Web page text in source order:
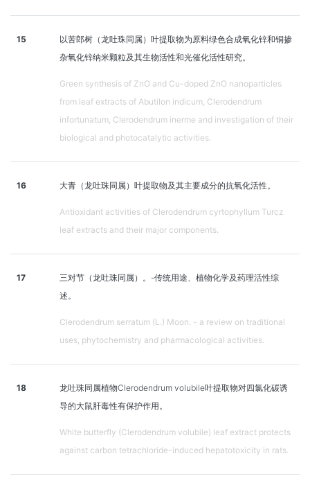
15
以苦郎树（龙吐珠同属）叶提取物为原料绿色合成氧化锌和铜掺
杂氧化锌纳米颗粒及其生物活性和光催化活性研究。
Green synthesis of ZnO and Cu-doped ZnO nanoparticles
from leaf extracts of Abutilon indicum, Clerodendrum
infortunatum, Clerodendrum inerme and investigation of their
biological and photocatalytic activities.
16 大青（龙吐珠同属）叶提取物及其主要成分的抗氧化活性。
Antioxidant activities of Clerodendrum cyrtophyllum Turcz
leaf extracts and their major components.
17
三对节（龙吐珠同属）。-传统用途、植物化学及药理活性综
述。
Clerodendrum serratum (L.) Moon. - a review on traditional
uses, phytochemistry and pharmacological activities.
18
龙吐珠同属植物Clerodendrum volubile叶提取物对四氯化碳诱
导的大鼠肝毒性有保护作用。
White butterfly (Clerodendrum volubile) leaf extract protects
against carbon tetrachloride-induced hepatotoxicity in rats.